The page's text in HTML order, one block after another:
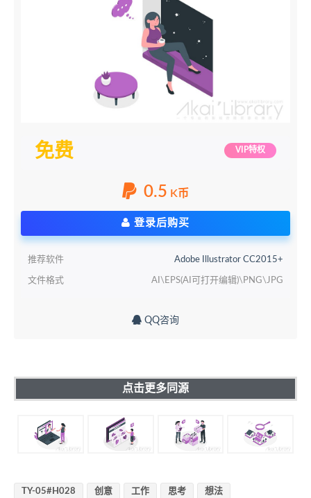
免费 VIP特权
0.5 K币
登录后购买
推荐软件 Adobe Illustrator CC2015+
文件格式 AI\EPS(AI可打开编辑)\PNG\JPG
QQ咨询
点击更多同源
TY-05#H028 创意 工作 思考 想法